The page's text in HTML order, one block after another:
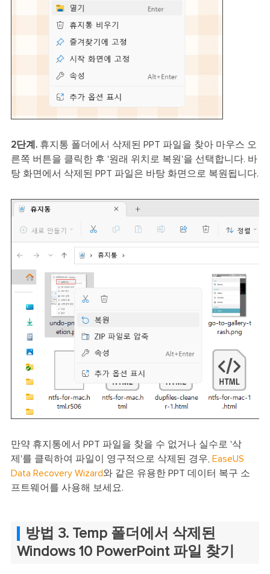
2단계.휴지통 폴더에서 삭제된 PPT 파일을 찾아 마우스 오
른쪽 버튼을 클릭한 후 '원래 위치로 복원'을 선택합니다. 바
탕 화면에서 삭제된 PPT 파일은 바탕 화면으로 복원됩니다.
만약 휴지통에서 PPT 파일을 찾을 수 없거나 실수로 '삭
제'를 클릭하여 파일이 영구적으로 삭제된 경우,
EaseUS
Data Recovery Wizard와 같은 유용한 PPT 데이터 복구 소
프트웨어를 사용해 보세요.
방법 3. Temp 폴더에서 삭제된
Windows 10 PowerPoint 파일 찾기